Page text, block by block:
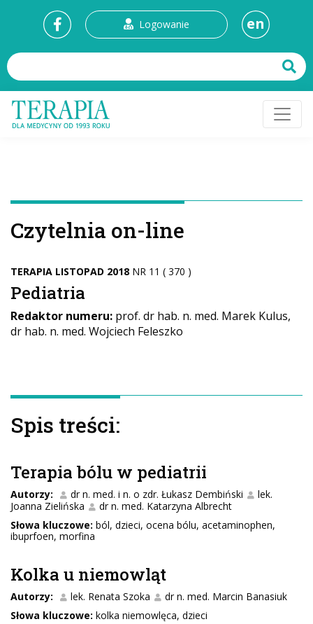
Logowanie en
Czytelnia on-line
TERAPIA LISTOPAD 2018 NR 11 ( 370 )
Pediatria
Redaktor numeru: prof. dr hab. n. med. Marek Kulus,
dr hab. n. med. Wojciech Feleszko
Spis treści:
Terapia bólu w pediatrii
Autorzy: dr n. med. i n. o zdr. Łukasz Dembiński
lek.
Joanna Zielińska
dr n. med. Katarzyna Albrecht
Słowa kluczowe: ból, dzieci, ocena bólu, acetaminophen,
ibuprfoen, morfina
Kolka u niemowląt
Autorzy: lek. Renata Szoka
dr n. med. Marcin Banasiuk
Słowa kluczowe: kolka niemowlęca, dzieci